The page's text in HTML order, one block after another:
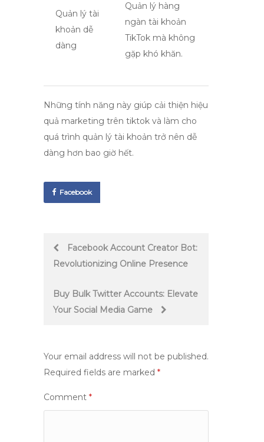
Quản lý tài
khoản dễ
dàng
Quản lý hàng
ngàn tài khoản
TikTok mà không
gặp khó khăn.
Những tính năng này giúp cải thiện hiệu
quả marketing trên tiktok và làm cho
quá trình quản lý tài khoản trở nên dễ
dàng hơn bao giờ hết.
Facebook
PostFacebook Account Creator Bot:
Revolutionizing Online Presence
Buy Bulk Twitter Accounts: Elevate
Your Social Media Game
Your email address will not be published.
Required fields are marked *
Comment *